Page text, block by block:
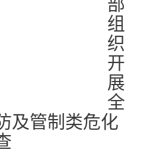
组
织
开
展
全
及管制类危化